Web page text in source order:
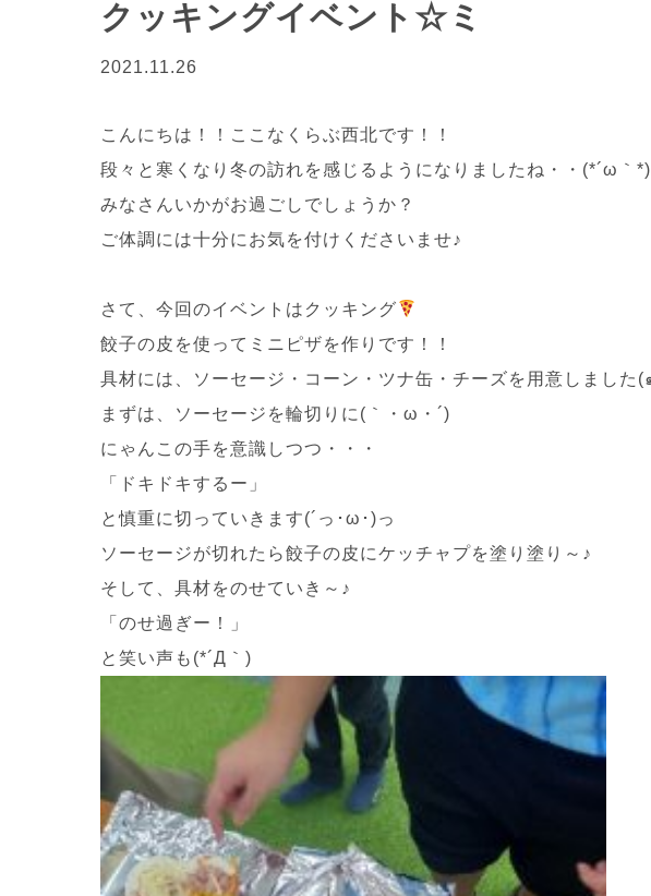
クッキングイベント☆ミ
2021.11.26
こんにちは！！ここなくらぶ西北です！！
段々と寒くなり冬の訪れを感じるようになりましたね・・(*´ω｀*)
みなさんいかがお過ごしでしょうか？
ご体調には十分にお気を付けくださいませ♪
さて、今回のイベントはクッキング
餃子の皮を使ってミニピザを作りです！！
まずは、ソーセージを輪切りに(｀・ω・´)
にゃんこの手を意識しつつ・・・
「ドキドキするー」
と慎重に切っていきます(´っ･ω･)っ
ソーセージが切れたら餃子の皮にケッチャプを塗り塗り～♪
そして、具材をのせていき～♪
「のせ過ぎー！」
と笑い声も(*´Д｀)